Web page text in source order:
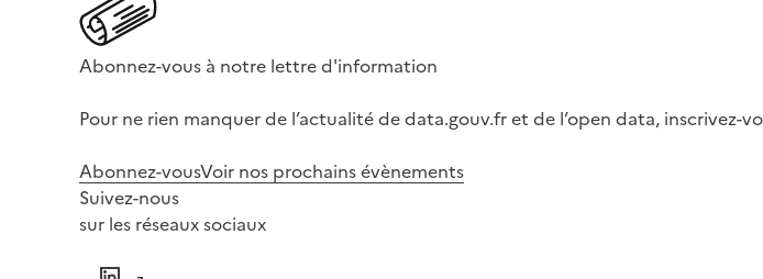
Abonnez-vous à notre lettre d'information
Pour ne rien manquer de l’actualité de data.gouv.fr et de l’open data, inscrivez-
Abonnez-vousVoir nos prochains évènements
Suivez-nous
sur les réseaux sociaux